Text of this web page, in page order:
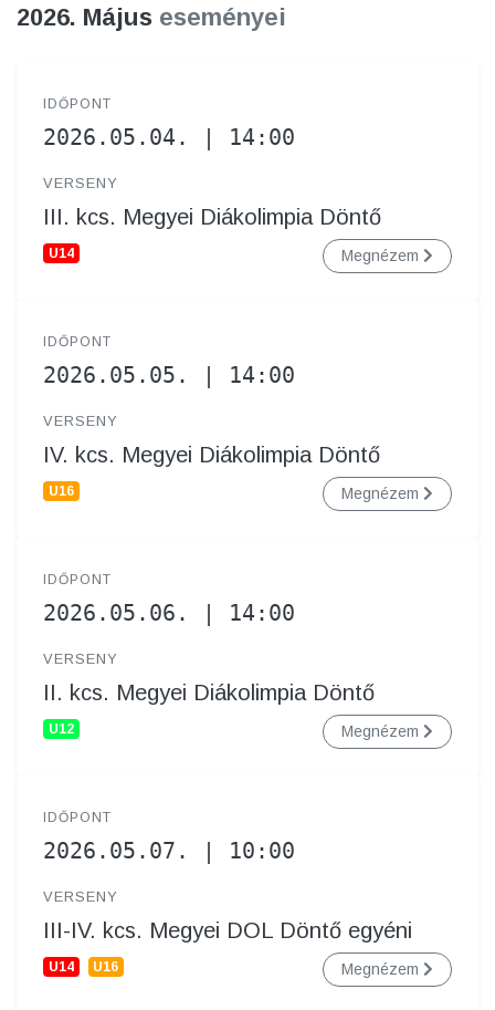
2026. Május eseményei
IDŐPONT
2026.05.04. | 14:00
VERSENY
III. kcs. Megyei Diákolimpia Döntő
U14 Megnézem
IDŐPONT
2026.05.05. | 14:00
VERSENY
IV. kcs. Megyei Diákolimpia Döntő
U16 Megnézem
IDŐPONT
2026.05.06. | 14:00
VERSENY
II. kcs. Megyei Diákolimpia Döntő
U12 Megnézem
IDŐPONT
2026.05.07. | 10:00
VERSENY
III-IV. kcs. Megyei DOL Döntő egyéni
U14 U16 Megnézem